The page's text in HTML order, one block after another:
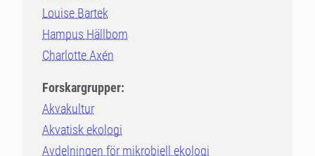
Louise Bartek
Hampus Hällbom
Charlotte Axén
Forskargrupper:
Akvakultur
Akvatisk ekologi
Avdelningen för mikrobiell ekologi